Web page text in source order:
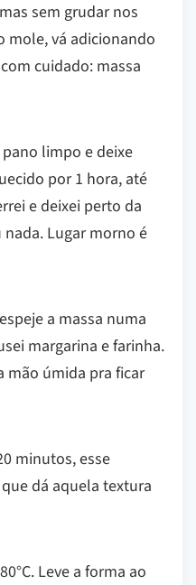
sem grudar nos
mole, vá adicionando
cuidado: massa
limpo e deixe
por 1 hora, até
e deixei perto da
Lugar morno é
a massa numa
margarina e farinha.
mão úmida pra ficar
minutos, esse
dá aquela textura
Leve a forma ao